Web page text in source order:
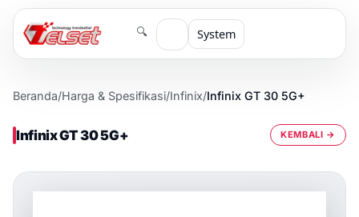
🔍 System
Beranda/Harga & Spesifikasi/Infinix/Infinix GT 30 5G+
Infinix GT 30 5G+ KEMBALI →